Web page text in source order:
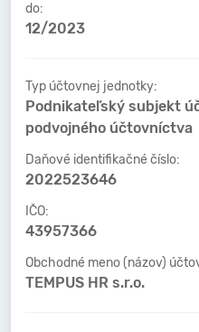
do:
12/2023
Typ účtovnej jednotky:
Podnikateľský subjekt
podvojného účtovníctva
Daňové identifikačné číslo:
2022523646
IČO:
43957366
Obchodné meno (názov)
TEMPUS HR s.r.o.